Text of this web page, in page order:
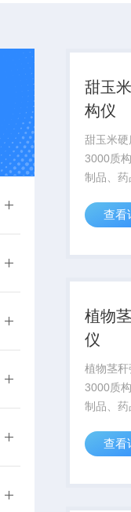
甜玉
构仪
甜玉米
3000质
制品、
脆性、
性、胶
查看
植物茎
仪
植物茎秆强度
3000质
制品、
脆性、
性、胶
查看